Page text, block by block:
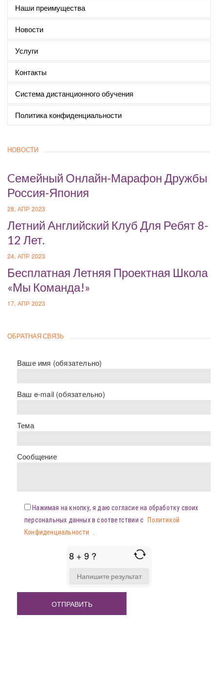
Наши преимущества
Новости
Услуги
Контакты
Система дистанционного обучения
Политика конфиденциальности
НОВОСТИ
Cемейный Онлайн-Марафон Дружбы
Россия-Япония
28, АПР 2023
Летний Английский Клуб Для Ребят 8-
12 Лет.
24, АПР 2023
Бесплатная Летняя Проектная Школа
«Мы Команда!»
17, АПР 2023
ОБРАТНАЯ СВЯЗЬ
Ваше имя (обязательно)
Ваш e-mail (обязательно)
Тема
Сообщение
Нажимая на кнопку, я даю согласие на обработку своих
персональных данных в соответствии с
Политикой
Конфиденциальности
8 + 9 ?
FOR
+